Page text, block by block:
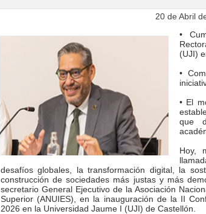
20 de Abril
•
(UJI)
•
• El
que
Hoy,
desafíos globales, la transformación digital, la
construcción de sociedades más justas y más
secretario General Ejecutivo de la Asociación
Superior (ANUIES), en la inauguración de la II
2026 en la Universidad Jaume I (UJI) de Castellón.